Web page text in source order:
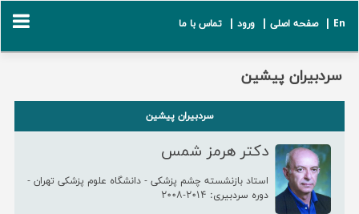
En | صفحه اصلی | ورود | تماس با ما
سردبیران پیشین
سردبیران پیشین
دکتر هرمز شمس
استاد بازنشسته چشم پزشکی - دانشگاه علوم پزشکی تهران -
دوره سردبیری: 2014-2008